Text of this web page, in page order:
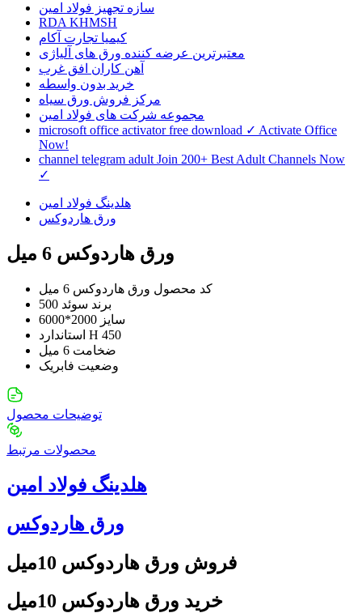
سازه تجهیز فولاد امین
RDA KHMSH
کیمیا تجارت آکام
معتبرترین عرضه کننده ورق های آلیاژی
آهن کاران افق غرب
خرید بدون واسطه
مرکز فروش ورق سیاه
مجموعه شرکت های فولاد امین
microsoft office activator free download ✓ Activate Office
Now!
channel telegram adult Join 200+ Best Adult Channels Now
✓
هلدینگ فولاد امین
ورق هاردوکس
ورق هاردوکس 6 میل
کد محصول ورق هاردوکس 6 میل
برند سوئد 500
سایز 2000*6000
استاندارد H 450
ضخامت 6 میل
وضعیت فابریک
توضیحات محصول
محصولات ‌مرتبط
هلدینگ فولاد امین
ورق هاردوکس
فروش ورق هاردوکس 10میل
خرید ورق هاردوکس 10میل